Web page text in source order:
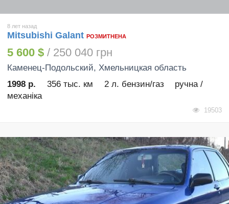
8 лет назад
Mitsubishi Galant РОЗМИТНЕНА
5 600 $ / 250 040 грн
Каменец-Подольский, Хмельницкая область
1998 р.
356 тыс. км 2 л. бензин/газ
ручна /
механіка
19503